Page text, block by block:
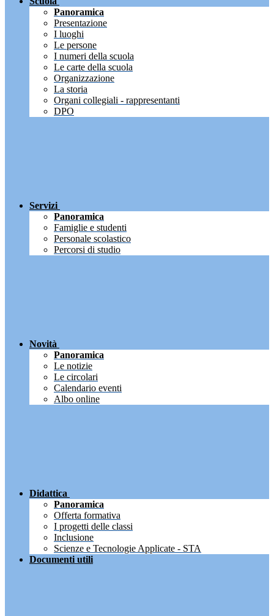
Panoramica
Presentazione
I luoghi
Le persone
I numeri della scuola
Le carte della scuola
Organizzazione
La storia
Organi collegiali - rappresentanti
DPO
Servizi
Panoramica
Famiglie e studenti
Personale scolastico
Percorsi di studio
Novità
Panoramica
Le notizie
Le circolari
Calendario eventi
Albo online
Didattica
Panoramica
Offerta formativa
I progetti delle classi
Inclusione
Scienze e Tecnologie Applicate - STA
Documenti utili